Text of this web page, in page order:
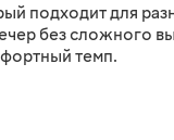
подходит для
без сложного
темп.